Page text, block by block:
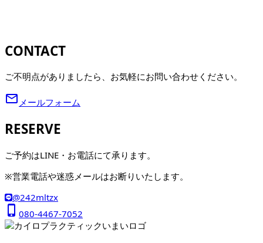
CONTACT
ご不明点がありましたら、お気軽にお問い合わせください。
mail_outline メールフォーム
RESERVE
ご予約はLINE・お電話にて承ります。
※営業電話や迷惑メールはお断りいたします。
@242mltzx
phone_iphone 080-4467-7052